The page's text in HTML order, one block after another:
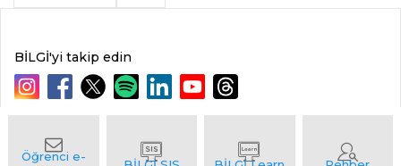
BİLGİ'yi takip edin